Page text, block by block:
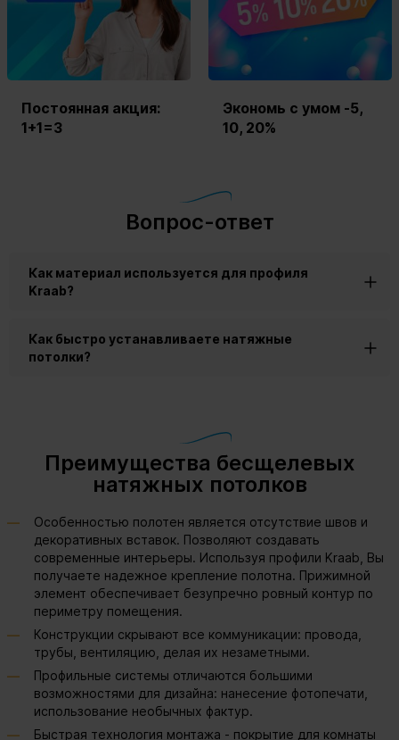
Постоянная акция:
1+1=3
Экономь с умом -5,
10, 20%
Вопрос-ответ
Как материал используется для профиля
Kraab?
Как быстро устанавливаете натяжные
потолки?
Преимущества бесщелевых
натяжных потолков
Особенностью полотен является отсутствие швов и
декоративных вставок. Позволяют создавать
современные интерьеры. Используя профили Kraab, Вы
получаете надежное крепление полотна. Прижимной
элемент обеспечивает безупречно ровный контур по
периметру помещения.
Конструкции скрывают все коммуникации: провода,
трубы, вентиляцию, делая их незаметными.
Профильные системы отличаются большими
возможностями для дизайна: нанесение фотопечати,
использование необычных фактур.
Быстрая технология монтажа - покрытие для комнаты